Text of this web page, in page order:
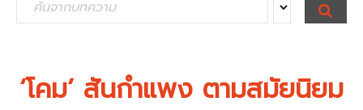
e
S
E
A
‘โคม’ สันกำแพง ตามสมัยนิยม